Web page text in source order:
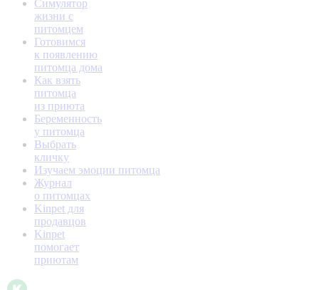
Симулятор
жизни с
питомцем
Готовимся
к появлению
питомца дома
Как взять
питомца
из приюта
Беременность
у питомца
Выбрать
кличку
Изучаем эмоции питомца
Журнал
о питомцах
Kinpet для
продавцов
Kinpet
помогает
приютам